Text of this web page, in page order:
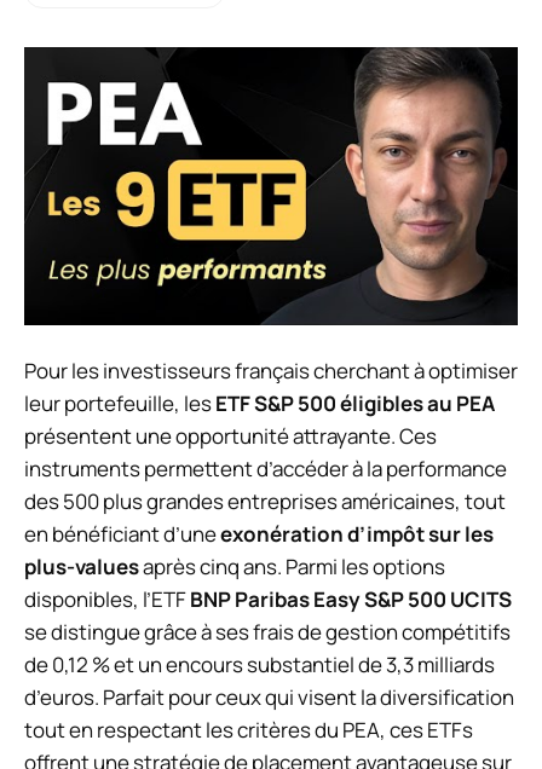
Pour les investisseurs français cherchant à optimiser
leur portefeuille, lesETF S&P 500 éligibles au PEA
présentent une opportunité attrayante. Ces
instruments permettent d’accéder à la performance
des 500 plus grandes entreprises américaines, tout
en bénéficiant d’uneexonération d’impôt sur les
plus-valuesaprès cinq ans. Parmi les options
disponibles, l’ETFBNP Paribas Easy S&P 500 UCITS
se distingue grâce à ses frais de gestion compétitifs
de 0,12 % et un encours substantiel de 3,3 milliards
d’euros. Parfait pour ceux qui visent la diversification
tout en respectant les critères du PEA, ces ETFs
offrent une stratégie de placement avantageuse sur